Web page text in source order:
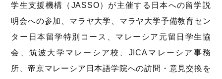
学生支援機構（JASSO）が主催する日本への留学説
明会への参加、マラヤ大学、マラヤ大学予備教育セン
ター日本留学特別コース、マレーシア元留日学生協
会、筑波大学マレーシア校、JICAマレーシア事務
所、帝京マレーシア日本語学院への訪問・意見交換を